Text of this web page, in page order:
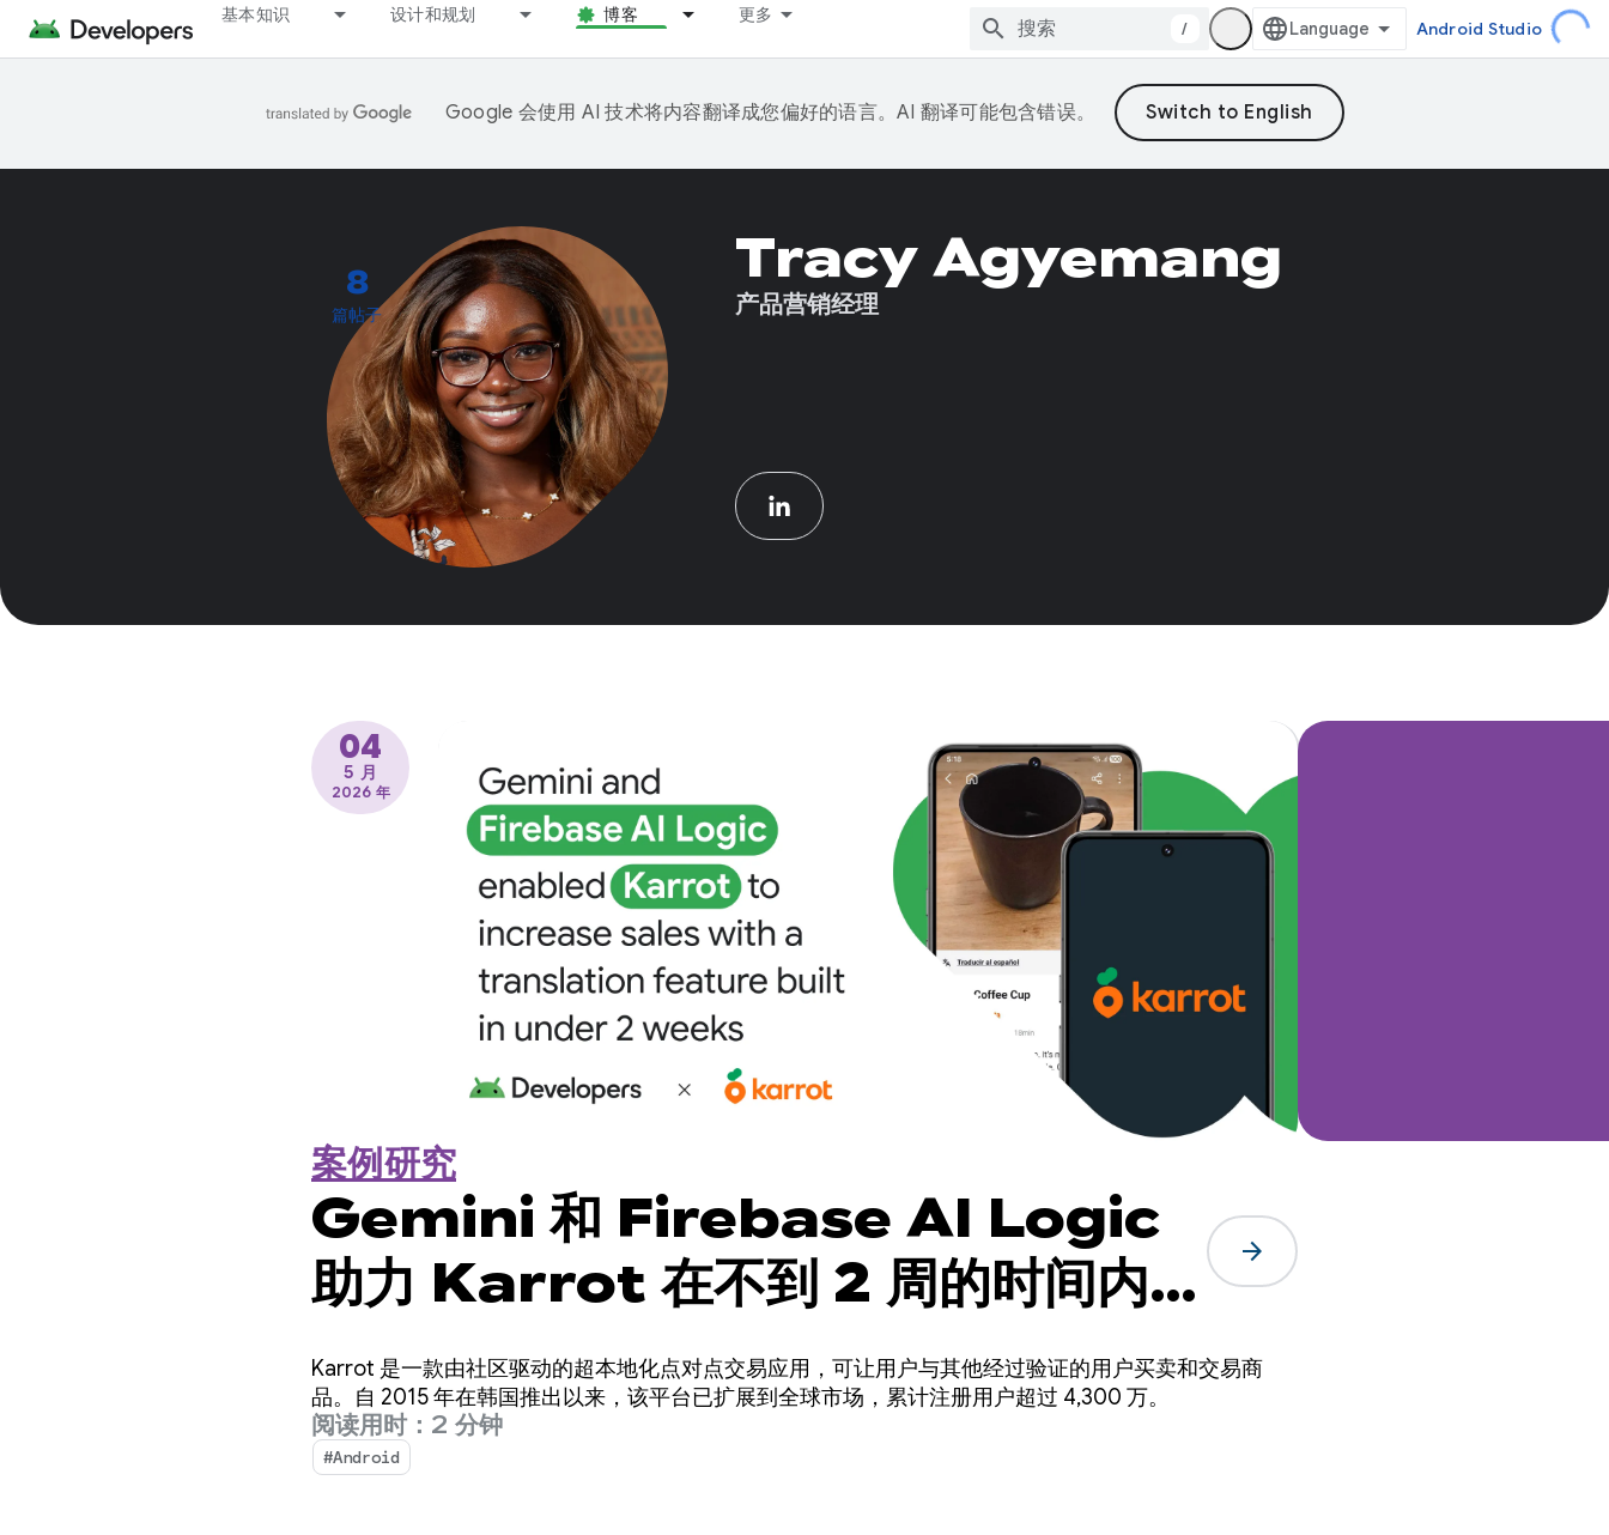
基本知识 设计和规划 博客 更多
/ Android Studio
Google 会使用 AI 技术将内容翻译成您偏好的语言。AI 翻译可能包含错误。
8
篇帖子
Tracy Agyemang
产品营销经理
04
5 月
2026 年
案例研究
Gemini 和 Firebase AI Logic
助力 Karrot 在不到 2 周的时间内打
造出翻译功能，从而提高销售额
arrow_forward
Karrot 是一款由社区驱动的超本地化点对点交易应用，可让用户与其他经过验证的用户买卖和交易商
品。自 2015 年在韩国推出以来，该平台已扩展到全球市场，累计注册用户超过 4,300 万。
阅读用时：2 分钟
#Android